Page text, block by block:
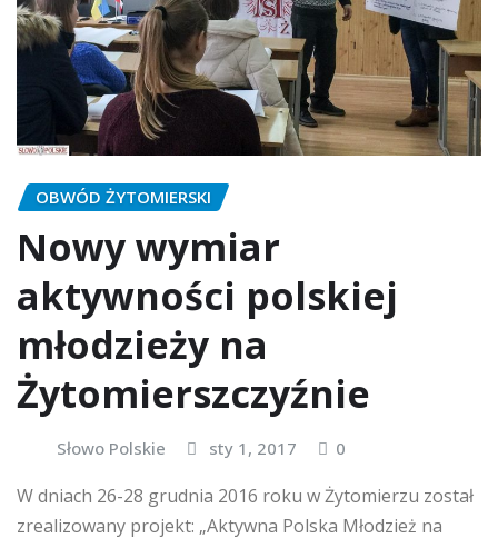
OBWÓD ŻYTOMIERSKI
Nowy wymiar
aktywności polskiej
młodzieży na
Żytomierszczyźnie
Słowo Polskie sty 1, 2017 0
W dniach 26-28 grudnia 2016 roku w Żytomierzu został
zrealizowany projekt: „Aktywna Polska Młodzież na